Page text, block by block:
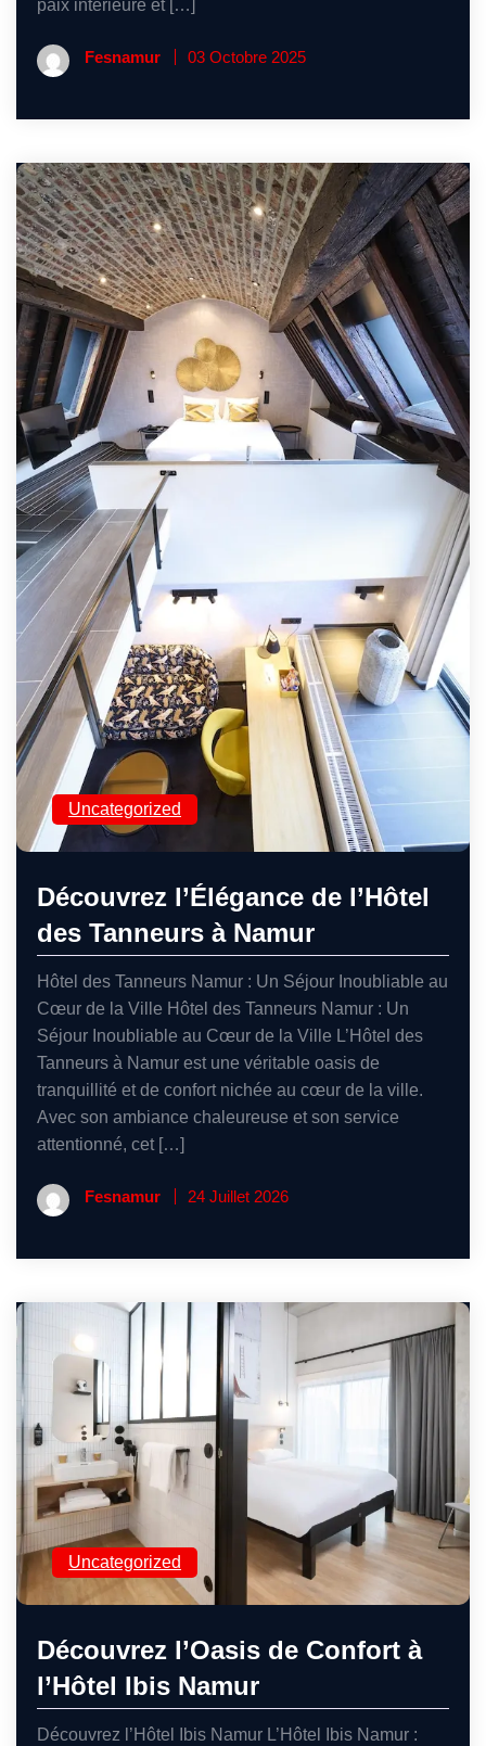
paix intérieure et […]
Fesnamur 03 Octobre 2025
Uncategorized
Découvrez l’Élégance de l’Hôtel
des Tanneurs à Namur
Hôtel des Tanneurs Namur : Un Séjour Inoubliable au
Cœur de la Ville Hôtel des Tanneurs Namur : Un
Séjour Inoubliable au Cœur de la Ville L’Hôtel des
Tanneurs à Namur est une véritable oasis de
tranquillité et de confort nichée au cœur de la ville.
Avec son ambiance chaleureuse et son service
attentionné, cet […]
Fesnamur 24 Juillet 2026
Uncategorized
Découvrez l’Oasis de Confort à
l’Hôtel Ibis Namur
Découvrez l’Hôtel Ibis Namur L’Hôtel Ibis Namur :